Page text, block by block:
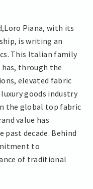
Piana, with its
is writing an
This Italian family
has, through the
elevated fabric
goods industry
the global top fabric
value has
past decade. Behind
to
of traditional